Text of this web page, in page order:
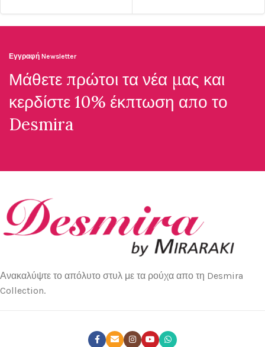
Εγγραφή Newsletter
Μάθετε πρώτοι τα νέα μας και
κερδίστε 10% έκπτωση απο το
Desmira
Ανακαλύψτε το απόλυτο στυλ με τα ρούχα απο τη Desmira
Collection.